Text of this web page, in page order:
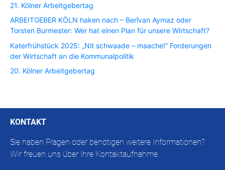
21. Kölner Arbeitgebertag
ARBEITGEBER KÖLN haken nach – Berîvan Aymaz oder
Torsten Burmester: Wer hat einen Plan für unsere Wirtschaft?
Katerfrühstück 2025: „Nit schwaade – maache!“ Forderungen
der Wirtschaft an die Kommunalpolitik
20. Kölner Arbeitgebertag
KONTAKT
Sie haben Fragen oder benötigen weitere Informationen?
Wir freuen uns über Ihre Kontaktaufnahme.